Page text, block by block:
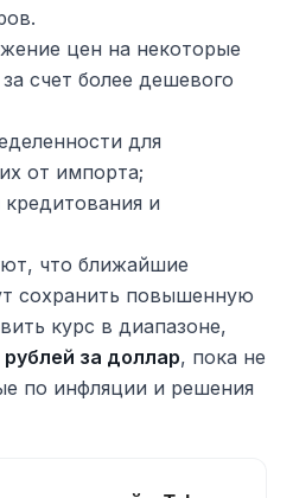
цен на некоторые
счет более дешевого
для
от импорта;
и
что ближайшие
сохранить повышенную
курс в диапазоне,
рублей за доллар, пока не
по инфляции и решения